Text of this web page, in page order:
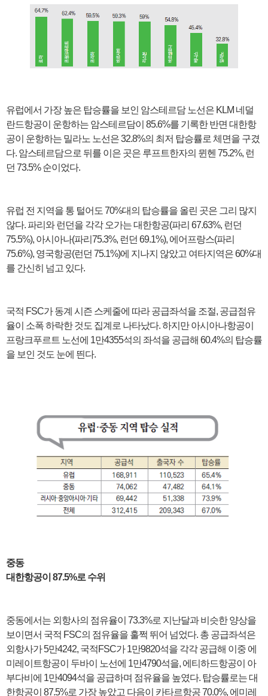
유럽에서 가장 높은 탑승률을 보인 암스테르담 노선은 KLM 네덜
란드항공이 운항하는 암스테르담이 85.6%를 기록한 반면 대한항
공이 운항하는 밀라노 노선은 32.8%의 최저 탑승률로 체면을 구겼
다. 암스테르담으로 뒤를 이은 곳은 루프트한자의 뮌헨 75.2%, 런
던 73.5% 순이었다.
유럽 전 지역을 통 털어도 70%대의 탑승률을 올린 곳은 그리 많지
않다. 파리와 런던을 각각 오가는 대한항공(파리 67.63%, 런던
75.5%), 아시아나(파리75.3%, 런던 69.1%), 에어프랑스(파리
75.6%), 영국항공(런던 75.1%)에 지나지 않았고 여타지역은 60%대
를 간신히 넘고 있다.
국적 FSC가 동계 시즌 스케줄에 따라 공급좌석을 조절, 공급점유
율이 소폭 하락한 것도 집계로 나타났다. 하지만 아시아나항공이
프랑크푸르트 노선에 1만4355석의 좌석을 공급해 60.4%의 탑승률
을 보인 것도 눈에 띈다.
중동
대한항공이 87.5%로 수위
중동에서는 외항사의 점유율이 73.3%로 지난달과 비슷한 양상을
보이면서 국적 FSC의 점유율을 훌쩍 뛰어 넘었다. 총 공급좌석은
외항사가 5만4242, 국적FSC가 1만9820석을 각각 공급해 이중 에
미레이트항공이 두바이 노선에 1만4790석을, 에티하드항공이 아
부다비에 1만4094석을 공급하며 점유율을 높였다. 탑승률로는 대
한항공이 87.5%로 가장 높았고 다음이 카타르항공 70.0%, 에미레